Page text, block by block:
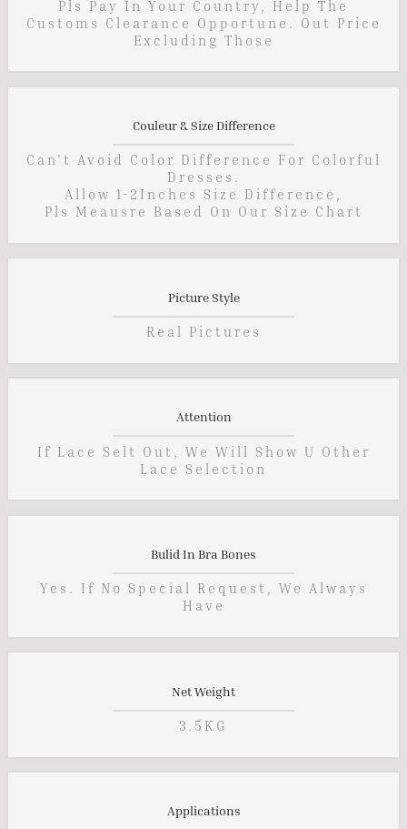
Pls Pay In Your Country, Help The
Customs Clearance Opportune. Out Price
Excluding Those
Couleur & Size Difference
Can't Avoid Color Difference For Colorful
Dresses.
Allow 1-2Inches Size Difference,
Pls Meausre Based On Our Size Chart
Picture Style
Real Pictures
Attention
If Lace Selt Out, We Will Show U Other
Lace Selection
Bulid In Bra Bones
Yes. If No Special Request, We Always
Have
Net Weight
3.5KG
Applications